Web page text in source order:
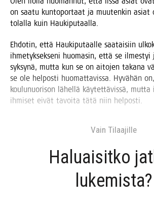
on saa­tu kun­to­por­taat ja muu­ten­kin asiat
tolal­la kuin Haukiputaalla.
Ehdo­tin, että Hau­ki­pu­taal­le saa­tai­siin
ihme­tyk­sek­se­ni huo­ma­sin, että se ilmes­tyi
syk­sy­nä, mut­ta kun se on aito­jen taka­na
se ole hel­pos­ti huo­mat­ta­vis­sa. Hyvä­hän
kou­lu­nuo­ri­son lähel­lä käy­tet­tä­vis­sä, mut­ta
ihmi­set eivät tavoi­ta tätä niin helposti.
Vain Tilaa­jil­le
Haluai­sit­ko
lukemista?